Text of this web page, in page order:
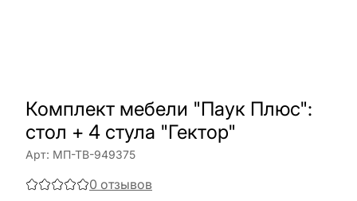
Комплект мебели "Паук Плюс":
стол + 4 стула "Гектор"
Арт: МП-ТВ-949375
0 отзывов